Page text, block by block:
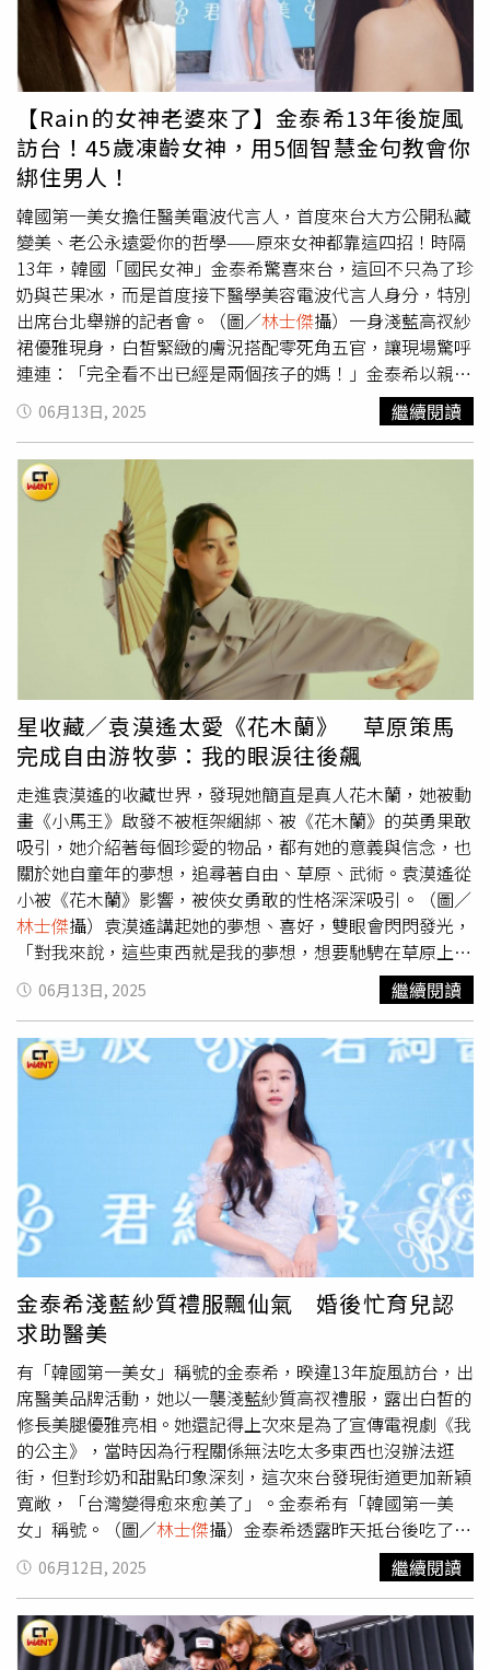
起至6/30，單筆消費滿2,000元並加入會員，即贈「吐司吃
掉帆布包」，數量有限、送完為止；7/1至7/31外帶藝伎黑
咖啡（冰）第二杯半價
沒有帶老公一起來，她笑說：「大家都說還好沒有帶，因為
聽到〈死心眼〉，心裡想著的人跟旁邊不是同一個，這樣很
尷尬。」此次彭佳慧的男友跟家人一起買票到場支持，「他
坐哪裡我真的不知道，因為我那一陣子不是我，他也不太敢
接近我，很恐怖欸，為什麼每一次都要這樣為難自己，但不
要待在舒適圈太久，事實證明可以因為你的努力做好這些事
情。」問及之後會不會補償男友，來個兩人的小旅行？她笑
說：「我最近有點忙，而且他也不遑多讓！」
【Rain的女神老婆來了】金泰希13年後旋風
訪台！45歲凍齡女神，用5個智慧金句教會你
綁住男人！
韓國第一美女擔任醫美電波代言人，首度來台大方公開私藏
變美、老公永遠愛你的哲學——原來女神都靠這四招！時隔
13年，韓國「國民女神」金泰希驚喜來台，這回不只為了珍
奶與芒果冰，而是首度接下醫學美容電波代言人身分，特別
出席台北舉辦的記者會。（圖／林士傑攝）一身淺藍高衩紗
裙優雅現身，白皙緊緻的膚況搭配零死角五官，讓現場驚呼
連連：「完全看不出已經是兩個孩子的媽！」金泰希以親
和、自然又閃閃發光的狀態，證明什麼叫真正的凍齡女神。
（圖／林士傑攝）在記者會中，她不僅分享美食心得，更難
得公開她的私房保養哲學與人生金句，以下4句「女神金
句」，句句都是她自律又聰明變美的關鍵，更是老公RAIN
超愛她的關鍵。 在 Instagram 查看這則貼文 從 Instagram
分享的貼文 金泰希女神語錄一起學：1.「當媽媽以後才懂
得，要把時間花在對的地方。」金泰希坦言，自從有了孩子
後，生活步調變得很快，真正留給自己的時間又少，因此保
養方式也必須更加「聰明」。「光靠保養品可能不夠，尤其
遇到拍攝或活動，要馬上上鏡，這時我就會靠醫學美容來調
整狀態。」選擇快速有效的電波療程，讓她即使忙碌也能穩
定膚況、提亮氣色。她說：「當媽媽後才知道，時間真的不
能浪費在沒效果的事上，有效率的保養方式，就是我能一直
維持狀態的秘密。」（圖／取自金泰希 IG）2.「大家都想變
漂亮，但最好是別人看不出來你做了什麼。」她強調，自然
感是她選擇任何保養方式的最大關鍵。「不管是台灣女生還
是韓國女生，大家都不想讓人覺得『做太多』，最好是別人
說：你今天氣色真好、輪廓好像更緊緻，但又說不出到底哪
裡變了，這才是最理想的狀態。」所以她偏好看得見變化、
卻不突兀的保養方式，讓變美像是天生、像是自己一直都那
麼好看——而不是靠強烈改造換來的外表。（圖／取自金泰
希 IG）3.「吃得開心，也要顧得漂亮。」金泰希這次來台，
最期待的就是台灣美食：「我真的很愛珍奶、芒果冰，還有
烤鴨！」但她也說，自己平常很注意飲食控制，「我覺得台
灣食物味道偏清淡，辛香料不多，這對皮膚真的很好。」即
便是美食愛好者，她依然堅持選擇對肌膚友善的食材，加上
適量運動與科技輔助，才能吃得開心、也顧得漂亮，不用在
享受與保養之間做選擇。（圖／取自金泰希 IG）4.「保養不
能靠運氣，要靠正確方法。」金泰希說，每次遇到重要工作
前，她都會進入「備戰狀態」—少油、少鹽、早睡，並搭配
定期療程維穩膚況與輪廓線條。「不是不能偷懶，而是我更
在意效果。醫美療程就像是一種高效支援，可以讓我迅速調
整狀態，不用靠運氣碰運氣。」她認為，變美這件事從來不
是偶然，而是選擇正確的方法、持續做對的事，才會真的有
效果，也才能美得長久而穩定。（圖／取自金泰希 IG）5.變
漂亮，不是天生，是選擇即便擁有傲人顏值金泰希，她從不
把「天生」當作理所當然，而是透過飲食、自律與醫學美容
的輔助，打造最自然有感的狀態。這不只是保養哲學，更是
一種生活智慧，難怪RAIN這麼愛她，因為舉手投足的金泰
希，實在是看不出今年已經45歲，整個人散發出少女的氣
息，實在太難得！
06月13日, 2025 繼續閱讀
星收藏／袁漠遙太愛《花木蘭》 草原策馬
完成自由游牧夢：我的眼淚往後飆
走進袁漠遙的收藏世界，發現她簡直是真人花木蘭，她被動
畫《小馬王》啟發不被框架綑綁、被《花木蘭》的英勇果敢
吸引，她介紹著每個珍愛的物品，都有她的意義與信念，也
關於她自童年的夢想，追尋著自由、草原、武術。袁漠遙從
小被《花木蘭》影響，被俠女勇敢的性格深深吸引。（圖／
林士傑攝）袁漠遙講起她的夢想、喜好，雙眼會閃閃發光，
「對我來說，這些東西就是我的夢想，想要馳騁在草原上，
我人生最大夢想，就是過游牧生活。」她從高中就知道自己
想要的是什麼，「我一直說我要當花木蘭，我要學騎馬、學
射箭、打武術」，花木蘭的收藏不僅是擺飾，更是她的目
標。袁漠遙私下比較沒物慾，朋友知道她喜歡花木蘭，收藏
多半是朋友送的。（圖／
林士傑攝）她被《花木蘭》的情節
感動，「有一幕，她每個訓練項目都做不好，長官叫她回
家，把箭射到最高點，她如果能拿下來就過關，她連夜爬上
去，這時太陽升起了，陽光照到她的臉，好像一切努力都會
有結果。每次看那一段，我都會哭。」她連結到自己重考大
學的經歷，已知大學讀哪一所對自己來說並不是那麼重要，
但她必須要完成對自己的承諾，考進台北藝術大學電影系。
「《花木蘭》中有一段很重要，她不是為父當兵的，電影台
詞有說『我只是無法接受別人不認可我，才做這件事』，很
有骨氣，也是她脆弱的地方，不被看好，那就做給你看。」
進台北藝術大學電影系後，得以上武術課，她這次也帶來她
的武術兵器，劍、扇、棍，她還曾得到大專盃對練組第一名
的佳績。她自己另外去拜師學馬術，默默完成她高中時的願
望，一步步達成對花木蘭形象的追尋。「這感受好難形容，
我第一次看到馬，起雞皮疙瘩、心跳很快，2023年去壩上
草原，第一次野騎，我哭了，大哭到不行，我完成了我從小
聽音樂想像的畫面，我騎得非常快，把韁繩放掉，我就讓牠
衝，我往回看，大家追不上我，我的眼淚就往後飆，像是有
某種召喚，那一刻我完成跟得到心中定義的自由。」宮崎駿
的世界，在她的收藏中佔了重要席位，尤其是《魔法公
主》、《風之谷》，她收藏的設定稿、黑膠、拼圖，是她對
角色性格的欣賞，「女主角都有比較強悍的特質，小時候只
要看到那種勇敢果斷、正義的女生，我就會覺得好棒，也影
06月13日, 2025 繼續閱讀
金泰希淺藍紗質禮服飄仙氣 婚後忙育兒認
求助醫美
有「韓國第一美女」稱號的金泰希，暌違13年旋風訪台，出
席醫美品牌活動，她以一襲淺藍紗質高衩禮服，露出白皙的
修長美腿優雅亮相。她還記得上次來是為了宣傳電視劇《我
的公主》，當時因為行程關係無法吃太多東西也沒辦法逛
街，但對珍奶和甜點印象深刻，這次來台發現街道更加新穎
寬敞，「台灣變得愈來愈美了」。金泰希有「韓國第一美
女」稱號。（圖／林士傑攝）金泰希透露昨天抵台後吃了火
焰烤鴨以及一些小菜，雖然不知道菜名，但都很好吃，她稱
讚：「台灣料理清淡，辛香料不多，對美容很好。」金泰希
坦言很想吃美食，但因為今天要工作，盡量避免太鹹和油膩
的食物。金泰希坦言很想吃台灣美食，但因為今天要工作，
盡量避免鹹太和油膩的食物 。（圖／林士傑攝）她認為現
06月12日, 2025 繼續閱讀